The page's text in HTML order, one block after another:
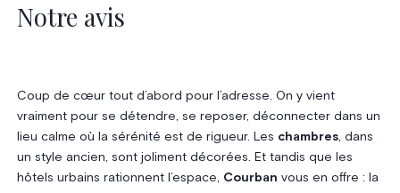
Notre avis
Coup de cœur tout d’abord pour l’adresse. On y vient
vraiment pour se détendre, se reposer, déconnecter dans un
lieu calme où la sérénité est de rigueur. Les chambres, dans
un style ancien, sont joliment décorées. Et tandis que les
hôtels urbains rationnent l’espace, Courban vous en offre : la